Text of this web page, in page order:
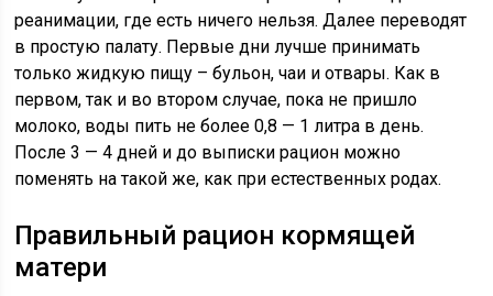
реанимации, где есть ничего нельзя. Далее переводят
в простую палату. Первые дни лучше принимать
только жидкую пищу – бульон, чаи и отвары. Как в
первом, так и во втором случае, пока не пришло
молоко, воды пить не более 0,8 — 1 литра в день.
После 3 — 4 дней и до выписки рацион можно
поменять на такой же, как при естественных родах.
Правильный рацион кормящей
матери